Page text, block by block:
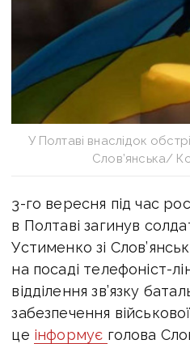
У Полтаві внаслідок
Слов’янська/
3-го вересня під час
в Полтаві загинув
Устименко зі
на посаді телефоніст-
відділення зв’язку
забезпечення
це інформує голова